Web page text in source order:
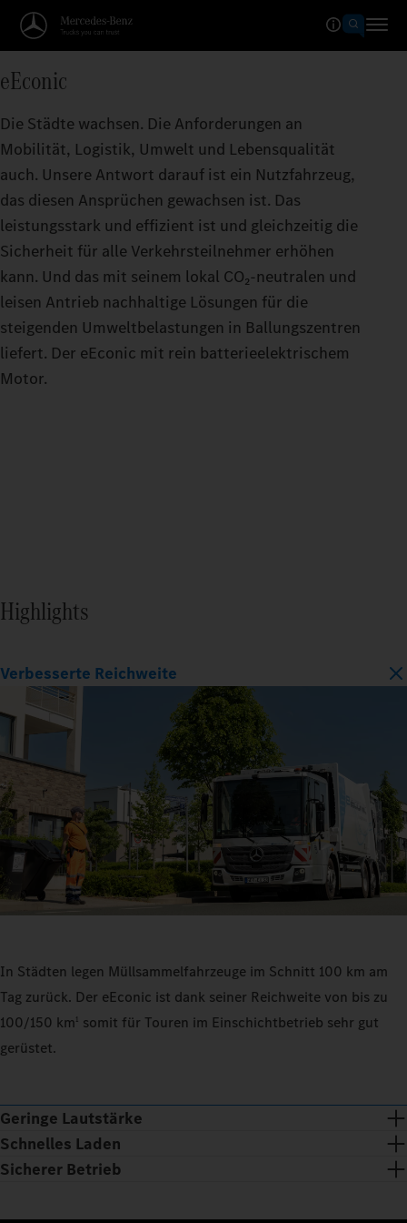
eEconic
Die Städte wachsen. Die Anforderungen an
Mobilität, Logistik, Umwelt und Lebensqualität
auch. Unsere Antwort darauf ist ein Nutzfahrzeug,
das diesen Ansprüchen gewachsen ist. Das
leistungsstark und effizient ist und gleichzeitig die
Sicherheit für alle Verkehrsteilnehmer erhöhen
kann. Und das mit seinem lokal CO₂‑neutralen und
leisen Antrieb nachhaltige Lösungen für die
steigenden Umweltbelastungen in Ballungszentren
liefert. Der eEconic mit rein batterieelektrischem
Motor.
Highlights
Verbesserte Reichweite
In Städten legen Müllsammelfahrzeuge im Schnitt 100 km am
Tag zurück. Der eEconic ist dank seiner Reichweite von bis zu
100/150 km1 somit für Touren im Einschichtbetrieb sehr gut
gerüstet.
Geringe Lautstärke
Schnelles Laden
Sicherer Betrieb